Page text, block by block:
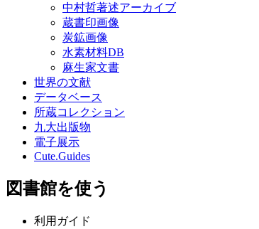
中村哲著述アーカイブ
蔵書印画像
炭鉱画像
水素材料DB
麻生家文書
世界の文献
データベース
所蔵コレクション
九大出版物
電子展示
Cute.Guides
図書館を使う
利用ガイド